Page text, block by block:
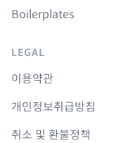
Boilerplates
LEGAL
이용약관
개인정보취급방침
취소 및 환불정책